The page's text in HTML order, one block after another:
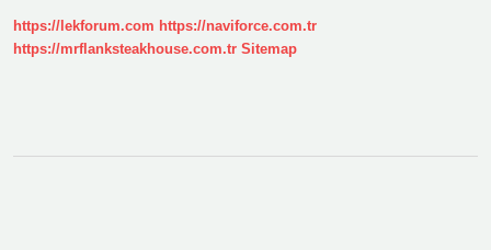
https://lekforum.com https://naviforce.com.tr
https://mrflanksteakhouse.com.tr Sitemap